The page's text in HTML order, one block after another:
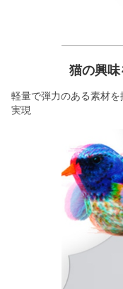
猫の興
軽量で弾力のある素材
実現